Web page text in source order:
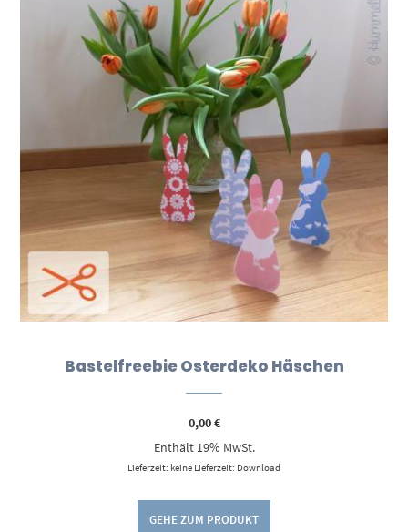
Bastelfreebie Osterdeko Häschen
0,00€
Enthält 19% MwSt.
Lieferzeit: keine Lieferzeit: Download
GEHE ZUM PRODUKT